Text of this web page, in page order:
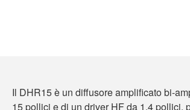
Il DHR15 è un diffusore amplificato bi-
15 pollici e di un driver HF da 1,4 pollici,